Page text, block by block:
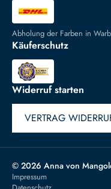
Abholung der Farben in
Käuferschutz
Widerruf starten
VERTRAG
© 2026 Anna von
Impressum